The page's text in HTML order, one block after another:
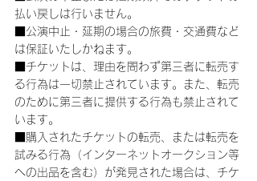
払い戻しは行いません。
■公演中止・延期の場合の旅費・交通費など
は保証いたしかねます。
■チケットは、理由を問わず第三者に転売す
る行為は一切禁止されています。また、転売
のために第三者に提供する行為も禁止されて
います。
■購入されたチケットの転売、または転売を
試みる行為（インターネットオークション等
への出品を含む）が発見された場合は、チケ